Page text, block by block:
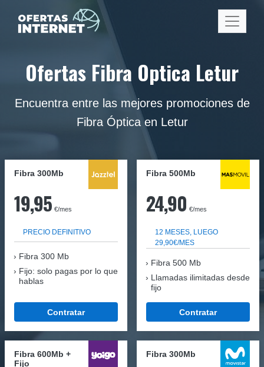
Ofertas Fibra Optica Letur
Encuentra entre las mejores promociones de
Fibra Óptica en Letur
Fibra 300Mb
19,95 €/mes
PRECIO DEFINITIVO
Fibra 300 Mb
Fijo: solo pagas por lo que
hablas
Contratar
Fibra 500Mb
24,90 €/mes
12 MESES, LUEGO
29,90€/MES
Fibra 500 Mb
Llamadas ilimitadas desde
fijo
Contratar
Fibra 600Mb +
Fijo
Fibra 300Mb